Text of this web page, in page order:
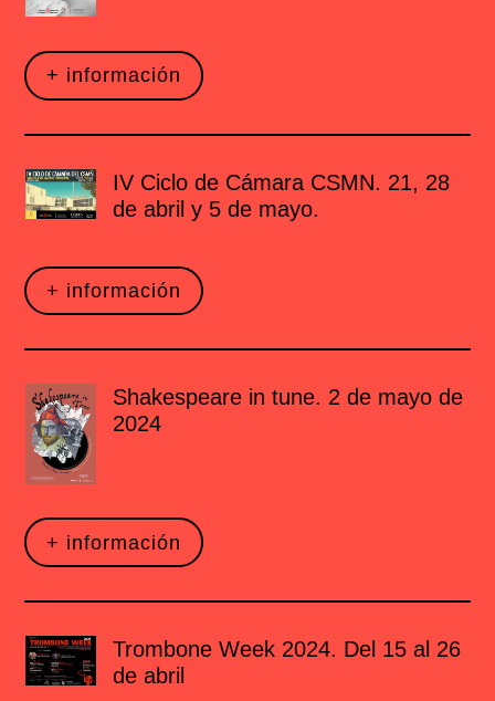
+ información
IV Ciclo de Cámara CSMN. 21, 28
de abril y 5 de mayo.
+ información
Shakespeare in tune. 2 de mayo de
2024
+ información
Trombone Week 2024. Del 15 al 26
de abril